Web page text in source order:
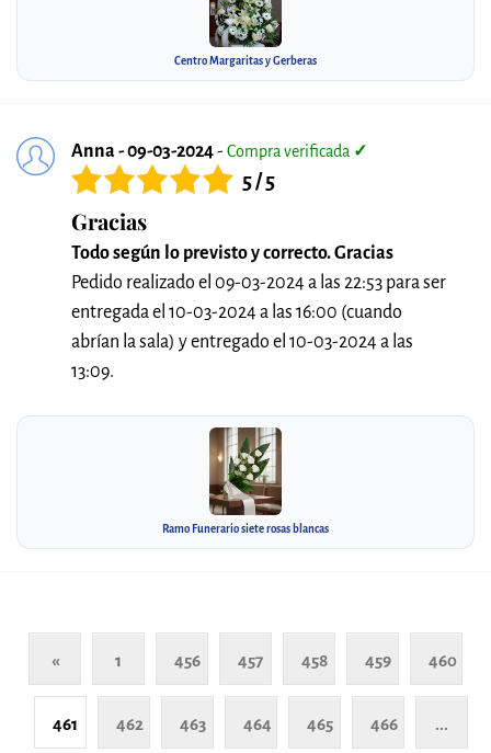
Centro Margaritas y Gerberas
Anna - 09-03-2024- Compra verificada ✓
5 / 5
Gracias
Todo según lo previsto y correcto. Gracias
Pedido realizado el 09-03-2024 a las 22:53 para ser
entregada el 10-03-2024 a las 16:00 (cuando
abrían la sala) y entregado el 10-03-2024 a las
13:09.
Ramo Funerario siete rosas blancas
« 1 456 457 458 459 460
461 462 463 464 465 466 ...